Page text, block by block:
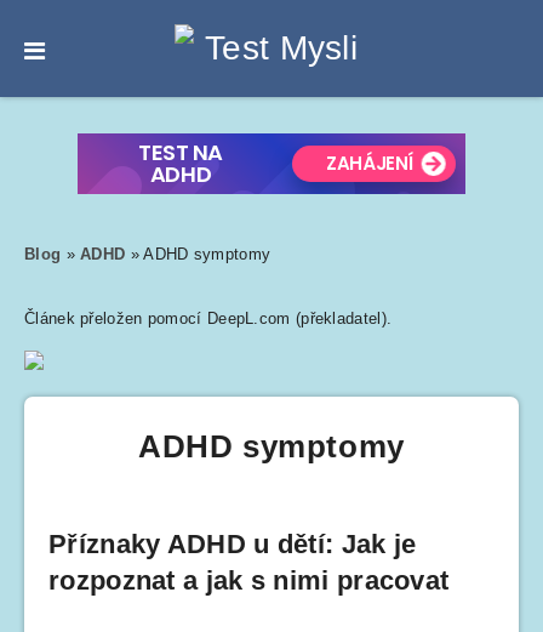
Blog »ADHD »ADHD symptomy
Článek přeložen pomocí DeepL.com (překladatel).
ADHD symptomy
Příznaky ADHD u dětí: Jak je
rozpoznat a jak s nimi pracovat